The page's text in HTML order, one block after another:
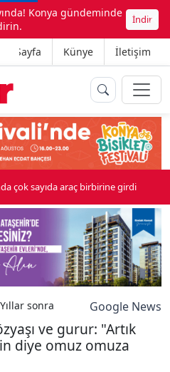
Konya gündeminde
İndir
Ana Sayfa Künye İletişim
çok sayıda araç birbirine girdi
Yıllar sonra Cudi’de gözyaşı ve
Google News
ve gurur: "Artık
diye omuz omuza